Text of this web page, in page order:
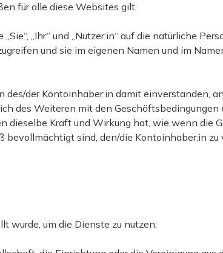
für alle diese Websites gilt.
„Ihr“ und „Nutzer:in“ auf die natürliche
und sie im eigenen Namen und im
der Kontoinhaber:in damit einverstanden,
des Weiteren mit den
dieselbe Kraft und Wirkung hat, wie wenn die
wurde, um die Dienste zu nutzen;